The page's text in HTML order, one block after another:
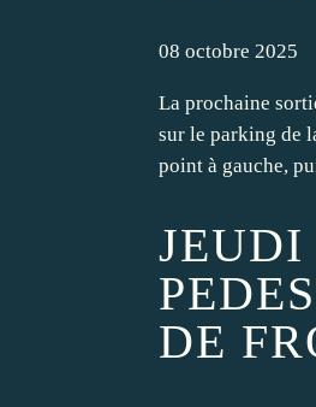
08 octobre 2025
La prochaine
sur le parking de
point à gauche,
JEUDI
DE